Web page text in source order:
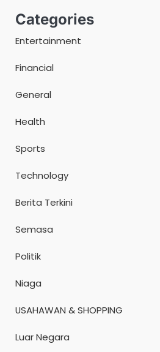
Categories
Entertainment
Financial
General
Health
Sports
Technology
Berita Terkini
Semasa
Politik
Niaga
USAHAWAN & SHOPPING
Luar Negara